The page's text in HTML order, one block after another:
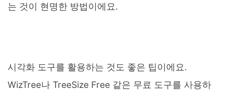
는 것이 현명한 방법이에요.
시각화 도구를 활용하는 것도 좋은 팁이에요.
WizTree나 TreeSize Free 같은 무료 도구를 사용하